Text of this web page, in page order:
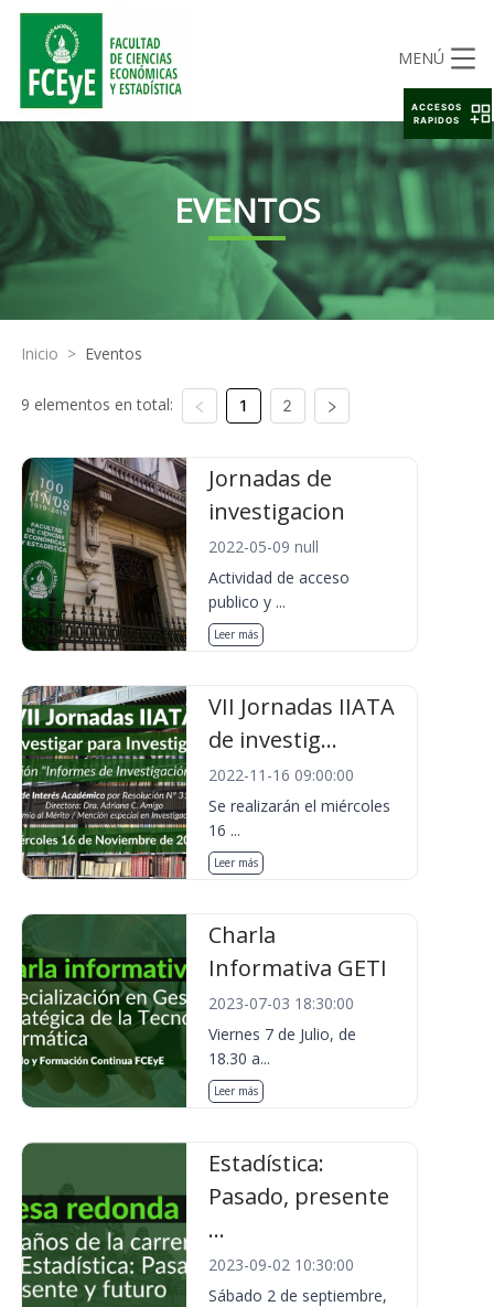
MENÚ
EVENTOS
Inicio > Eventos
9 elementos en total: 1 2
Jornadas de
investigacion
2022-05-09 null
Actividad de acceso
publico y ...
Leer más
VII Jornadas IIATA
de investig...
2022-11-16 09:00:00
Se realizarán el miércoles
16 ...
Leer más
Charla
Informativa GETI
2023-07-03 18:30:00
Viernes 7 de Julio, de
18.30 a...
Leer más
Estadística:
Pasado, presente
...
2023-09-02 10:30:00
Sábado 2 de septiembre,
ACCESOS
RAPIDOS